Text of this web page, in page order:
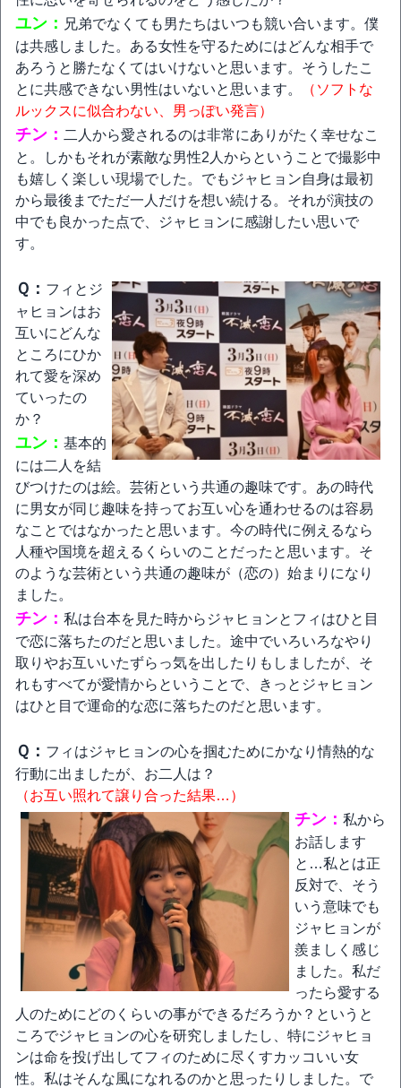
ユン： 兄弟でなくても男たちはいつも競い合います。僕
は共感しました。ある女性を守るためにはどんな相手で
あろうと勝たなくてはいけないと思います。そうしたこ
とに共感できない男性はいないと思います。
（ソフトな
ルックスに似合わない、男っぽい発言）
チン： 二人から愛されるのは非常にありがたく幸せなこ
と。しかもそれが素敵な男性2人からということで撮影中
も嬉しく楽しい現場でした。でもジャヒョン自身は最初
から最後までただ一人だけを想い続ける。それが演技の
中でも良かった点で、ジャヒョンに感謝したい思いで
す。
Ｑ： フィとジ
ャヒョンはお
互いにどんな
ところにひか
れて愛を深め
ていったの
か？
ユン： 基本的
には二人を結
びつけたのは絵。芸術という共通の趣味です。あの時代
に男女が同じ趣味を持ってお互い心を通わせるのは容易
なことではなかったと思います。今の時代に例えるなら
人種や国境を超えるくらいのことだったと思います。そ
のような芸術という共通の趣味が（恋の）始まりになり
ました。
チン： 私は台本を見た時からジャヒョンとフィはひと目
で恋に落ちたのだと思いました。途中でいろいろなやり
取りやお互いいたずらっ気を出したりもしましたが、そ
れもすべてが愛情からということで、きっとジャヒョン
はひと目で運命的な恋に落ちたのだと思います。
Ｑ： フィはジャヒョンの心を掴むためにかなり情熱的な
行動に出ましたが、お二人は？
（お互い照れて譲り合った結果…）
チン： 私から
お話します
と…私とは正
反対で、そう
いう意味でも
ジャヒョンが
羨ましく感じ
ました。私だ
ったら愛する
人のためにどのくらいの事ができるだろうか？というと
ころでジャヒョンの心を研究しましたし、特にジャヒョ
ンは命を投げ出してフィのために尽くすカッコいい女
性。私はそんな風になれるのかと思ったりしました。で